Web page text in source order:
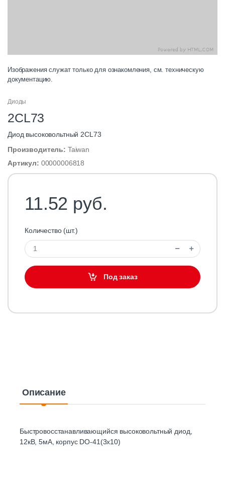
Изображения служат только для ознакомления, см. техническую
документацию.
Диоды
2CL73
Диод высоковольтный 2CL73
Производитель: Taiwan
Артикул: 00000006818
11.52 руб.
Количество (шт.)
Под заказ
Описание
Быстровосстанавливающийся высоковольтный диод,
12кВ, 5мА, корпус DO-41(3x10)